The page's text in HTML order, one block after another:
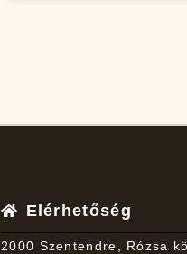
Elérhetőség
2000 Szentendre, Rózsa